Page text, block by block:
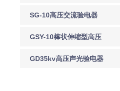
生器技术规格
SG-10高压交流验电器
SG-35高压交流声光验
GSY-10棒状伸缩型高压
验电器GSY语言交流验
GD35kv高压声光验电器